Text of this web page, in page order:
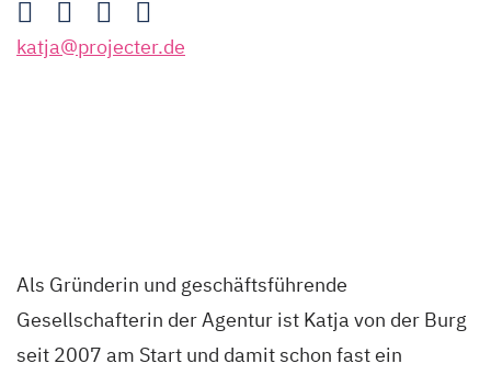
katja@projecter.de
Als Gründerin und geschäftsführende
Gesellschafterin der Agentur ist Katja von der Burg
seit 2007 am Start und damit schon fast ein